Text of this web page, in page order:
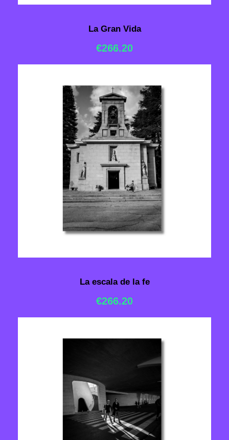
La Gran Vida
€266.20
La escala de la fe
€266.20